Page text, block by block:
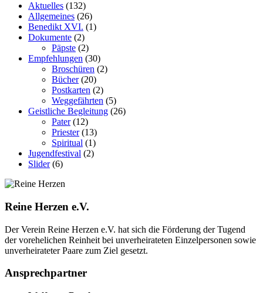
Aktuelles (132)
Allgemeines (26)
Benedikt XVI. (1)
Dokumente (2)
Päpste (2)
Empfehlungen (30)
Broschüren (2)
Bücher(20)
Postkarten (2)
Weggefährten (5)
Geistliche Begleitung (26)
Pater(12)
Priester(13)
Spiritual (1)
Jugendfestival (2)
Slider(6)
Reine Herzen e.V.
Der Verein Reine Herzen e.V. hat sich die Förderung der Tugend
der vor­ehelichen Rein­heit bei un­ver­heirateten Einzel­personen sowie
un­ver­heirateter Paare zum Ziel gesetzt.
Ansprechpartner